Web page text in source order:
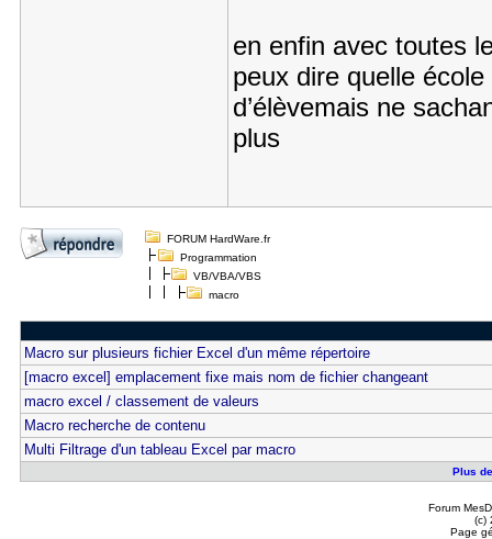
en enfin avec toutes
peux dire quelle
d’élèvemais ne
plus
FORUM HardWare.fr
Programmation
VB/VBA/VBS
macro
Macro sur plusieurs fichier Excel d'un même répertoire
[macro excel] emplacement fixe mais nom de fichier changeant
macro excel / classement de valeurs
Macro recherche de contenu
Multi Filtrage d'un tableau Excel par macro
Plus
Forum
(c)
Page